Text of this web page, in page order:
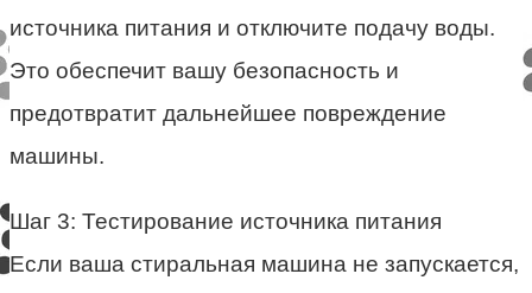
источника питания и отключите подачу воды.
Это обеспечит вашу безопасность и
предотвратит дальнейшее повреждение
машины.
Шаг 3: Тестирование источника питания
Если ваша стиральная машина не запускается,